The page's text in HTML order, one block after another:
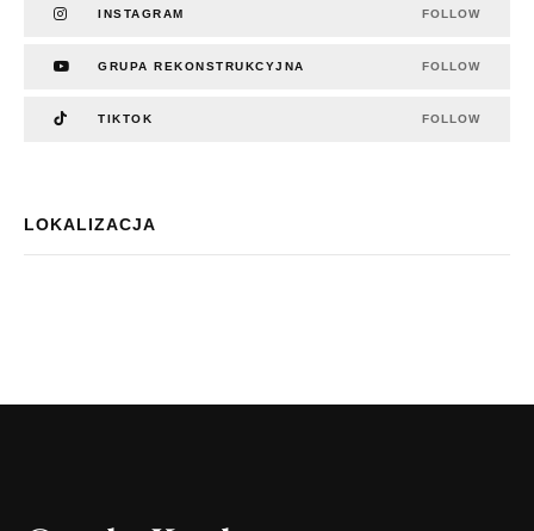
INSTAGRAM FOLLOW
GRUPA REKONSTRUKCYJNA FOLLOW
TIKTOK FOLLOW
LOKALIZACJA